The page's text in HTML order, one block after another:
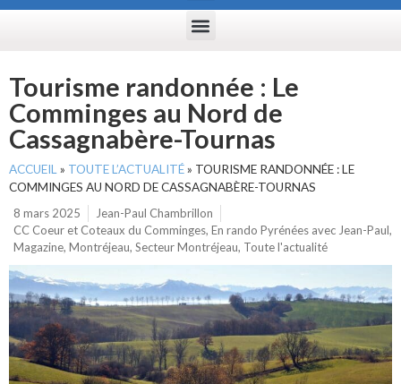
Tourisme randonnée : Le
Comminges au Nord de
Cassagnabère-Tournas
ACCUEIL » TOUTE L’ACTUALITÉ» TOURISME RANDONNÉE : LE
COMMINGES AU NORD DE CASSAGNABÈRE-TOURNAS
8 mars 2025
Jean-Paul Chambrillon
CC Coeur et Coteaux du Comminges, En rando Pyrénées avec Jean-Paul,
Magazine, Montréjeau, Secteur Montréjeau, Toute l'actualité